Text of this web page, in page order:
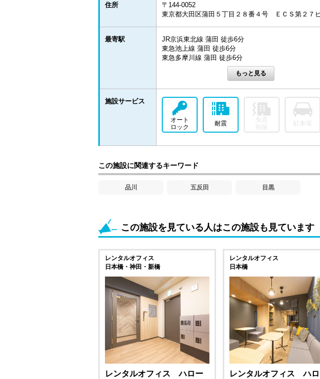
住所
〒144-0052
東京都大田区蒲田５丁目２８番４号 ＥＣＳ第２７
最寄駅
JR京浜東北線 蒲田 徒歩6分
東急池上線 蒲田 徒歩6分
東急多摩川線 蒲田 徒歩6分
施設サービス
オート
ロック
耐震
免震
制振
この施設に関連するキーワード
品川 五反田 目黒
この施設を見ている人はこの施設も見ています
レンタルオフィス
日本橋・神田・新橋
レンタルオフィス ハロー
レンタルオフィス
日本橋
レンタルオフィス ハ